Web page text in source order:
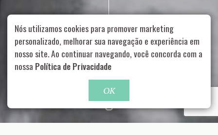
Rua Aurélia, 1714 – Vila Romana, São Paulo – SP | 55 11
99178-5848 | contato@nucleofood.com
Role para continar
Nós utilizamos cookies para promover marketing
personalizado, melhorar sua navegação e experiência em
nosso site. Ao continuar navegando, você concorda com a
nossa Política de Privacidade
OK